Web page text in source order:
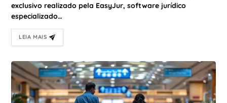
exclusivo realizado pela EasyJur, software jurídico
especializado…
LEIA MAIS